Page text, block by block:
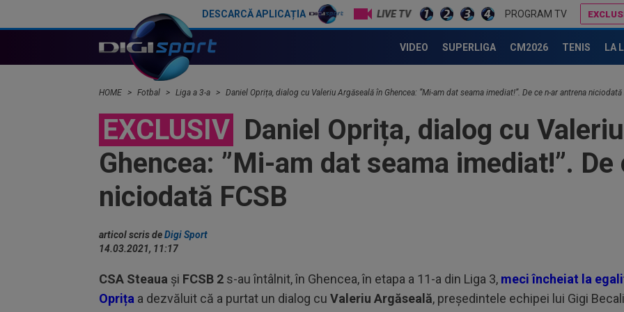
DESCARCĂ APLICAȚIA LIVE TV PROGRAM TV
VIDEO SUPERLIGA CM2026 TENIS LA
HOME Fotbal Liga a 3-a Daniel Oprița, dialog cu Valeriu Argăseală în Ghencea: ”Mi-am dat seama imediat!”. De ce n-ar antrena niciodată
EXCLUSIV Daniel Oprița, dialog cu
Ghencea: ”Mi-am dat seama imediat!”.
niciodată FCSB
articol scris deDigi Sport
14.03.2021, 11:17
CSA Steaua și FCSB 2 s-au întâlnit, în Ghencea, în etapa a 11-a din Liga 3, meci încheiat la
Oprița a dezvăluit că a purtat un dialog cu Valeriu Argăseală, președintele echipei lui Gigi